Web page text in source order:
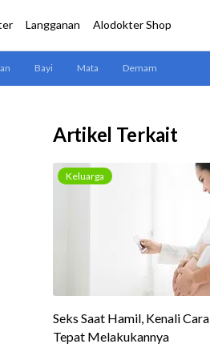
Artikel Terkait